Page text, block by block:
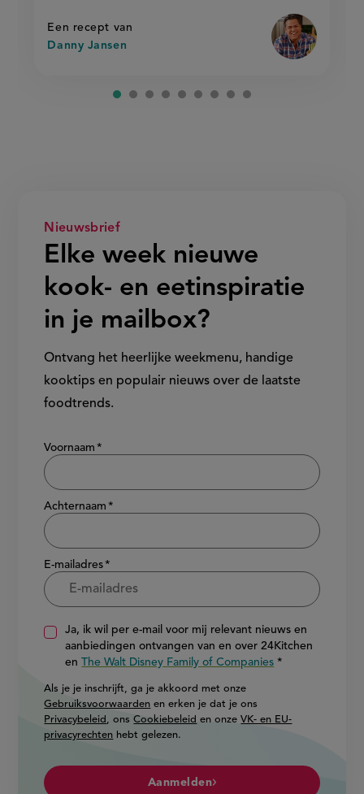
rijst'
Een recept van
Danny Jansen
rijst
Nieuwsbrief
Elke week nieuwe
kook- en eetinspiratie
in je mailbox?
Ontvang het heerlijke weekmenu, handige
kooktips en populair nieuws over de laatste
foodtrends.
Show/hide
Voornaam
Achternaam
E-mailadres
Ja, ik wil per e-mail voor mij relevant nieuws en
aanbiedingen ontvangen van en over 24Kitchen
enThe Walt Disney Family of Companies
Als je je inschrijft, ga je akkoord met onze
Gebruiksvoorwaarden en erken je dat je ons
Privacybeleid , onsCookiebeleid en onzeVK- en EU-
privacyrechten hebt gelezen.
Aanmelden